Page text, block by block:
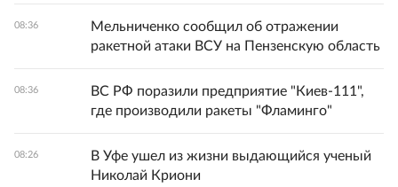
08:36
Мельниченко сообщил об отражении
ракетной атаки ВСУ на Пензенскую область
08:36
ВС РФ поразили предприятие "Киев-111",
где производили ракеты "Фламинго"
08:26
В Уфе ушел из жизни выдающийся ученый
Николай Криони